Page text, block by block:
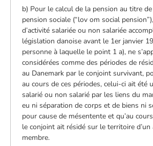
b) Pour le calcul de la pension au titre
pension sociale (“lov om social
d’activité salariée ou non salariée
législation danoise avant le 1er janvier
personne à laquelle le point 1 a), ne
considérées comme des périodes de
au Danemark par le conjoint survivant,
au cours de ces périodes, celui-ci ait été
salarié ou non salarié par les liens du
eu ni séparation de corps et de biens ni
pour cause de mésentente et qu’au
le conjoint ait résidé sur le territoire
membre.